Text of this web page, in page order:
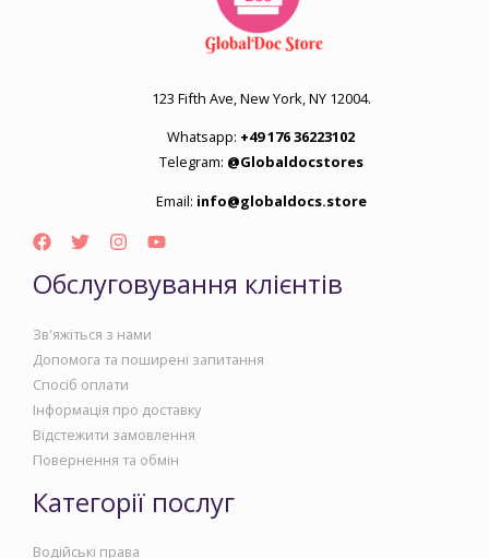
123 Fifth Ave, New York, NY 12004.
Whatsapp: +49 176 36223102
Telegram: @Globaldocstores
Email: info@globaldocs.store
Обслуговування клієнтів
Зв'яжіться з нами
Допомога та поширені запитання
Спосіб оплати
Інформація про доставку
Відстежити замовлення
Повернення та обмін
Категорії послуг
Водійські права